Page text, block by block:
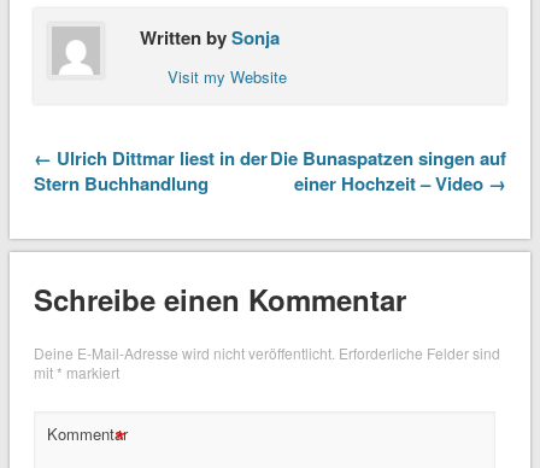
Written bySonja
Visit my Website
← Ulrich Dittmar liest in der
Stern Buchhandlung
Die Bunaspatzen singen auf
einer Hochzeit – Video →
Schreibe einen Kommentar
Deine E-Mail-Adresse wird nicht veröffentlicht. Erforderliche Felder sind
mit* markiert
Kommentar
*